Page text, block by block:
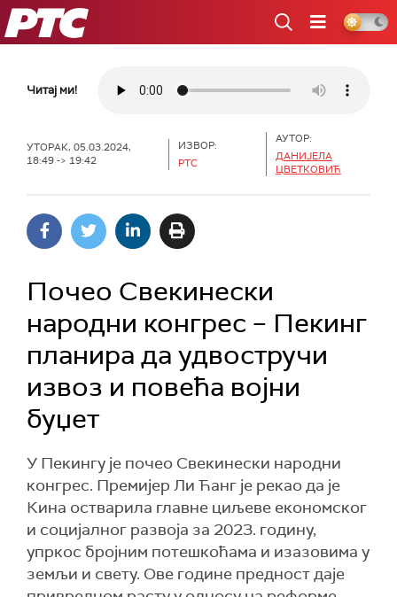
РТС
Читај ми!
УТОРАК, 05.03.2024,
18:49 -> 19:42
ИЗВОР:
РТС
АУТОР:
ДАНИЈЕЛА
ЦВЕТКОВИЋ
Почео Свекинески
народни конгрес – Пекинг
планира да удвостручи
извоз и повећа војни
буџет
У Пекингу је почео Свекинески народни
конгрес. Премијер Ли Ћанг је рекао да је
Кина остварила главне циљеве економског
и социјалног развоја за 2023. годину,
упркос бројним потешкоћама и изазовима у
земљи и свету. Ове године предност даје